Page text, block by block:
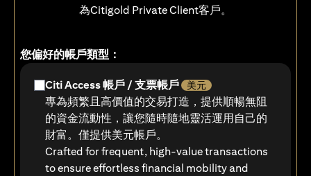
為Citigold Private Client客戶。
您偏好的帳戶類型：
Citi Access 帳戶 / 支票帳戶 美元
專為頻繁且高價值的交易打造，提供順暢無阻
的資金流動性，讓您隨時隨地靈活運用自己的
財富。僅提供美元帳戶。
Crafted for frequent, high-value transactions
to ensure effortless financial mobility and